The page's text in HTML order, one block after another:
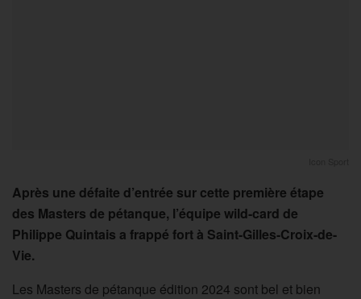
Après une défaite d’entrée sur cette première étape
des Masters de pétanque, l’équipe wild-card de
Philippe Quintais a frappé fort à Saint-Gilles-Croix-de-
Vie.
Les Masters de pétanque édition 2024 sont bel et bien